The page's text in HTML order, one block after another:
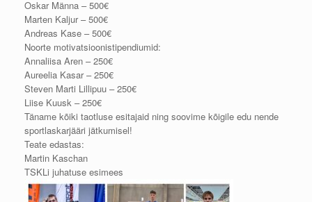
Oskar Männa – 500€
Marten Kaljur – 500€
Andreas Kase – 500€
Noorte motivatsioonistipendiumid:
Annaliisa Aren – 250€
Aureelia Kasar – 250€
Steven Marti Lillipuu – 250€
Liise Kuusk – 250€
Täname kõiki taotluse esitajaid ning soovime kõigile edu nende
sportlaskarjääri jätkumisel!
Teate edastas:
Martin Kaschan
TSKLi juhatuse esimees